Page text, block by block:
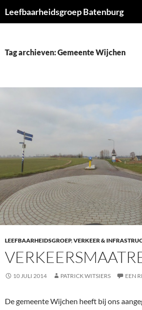
naar
Leefbaarheidsgroep Batenburg
Tag archieven: Gemeente Wijchen
LEEFBAARHEIDSGROEP,VERKEER &
10 JULI 2014 PATRICK WITSIERS EEN
De gemeente Wijchen heeft bij ons